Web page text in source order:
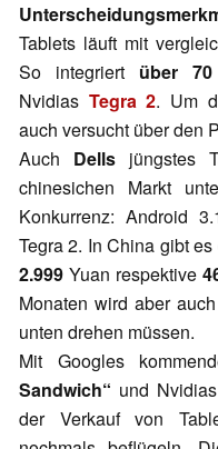
Tablets läuft mit
So integriert über
Nvidias Tegra 2. Um
auch versucht über den
Auch Dells jüngstes
chinesichen Markt
Konkurrenz: Android
Tegra 2. In China gibt
2.999 Yuan respektive
Monaten wird aber
unten drehen müssen.
Mit Googles
Sandwich“ und Nvidias
der Verkauf von